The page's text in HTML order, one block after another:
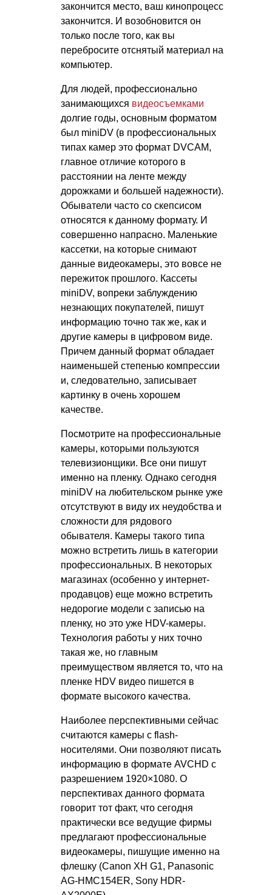
закончится место, ваш кинопроцесс
закончится. И возобновится он
только после того, как вы
перебросите отснятый материал на
компьютер.
Для людей, профессионально
занимающихся видеосъемками
долгие годы, основным форматом
был miniDV (в профессиональных
типах камер это формат DVCAM,
главное отличие которого в
расстоянии на ленте между
дорожками и большей надежности).
Обыватели часто со скепсисом
относятся к данному формату. И
совершенно напрасно. Маленькие
кассетки, на которые снимают
данные видеокамеры, это вовсе не
пережиток прошлого. Кассеты
miniDV, вопреки заблуждению
незнающих покупателей, пишут
информацию точно так же, как и
другие камеры в цифровом виде.
Причем данный формат обладает
наименьшей степенью компрессии
и, следовательно, записывает
картинку в очень хорошем
качестве.
Посмотрите на профессиональные
камеры, которыми пользуются
телевизионщики. Все они пишут
именно на пленку. Однако сегодня
miniDV на любительском рынке уже
отсутствуют в виду их неудобства и
сложности для рядового
обывателя. Камеры такого типа
можно встретить лишь в категории
профессиональных. В некоторых
магазинах (особенно у интернет-
продавцов) еще можно встретить
недорогие модели с записью на
пленку, но это уже HDV-камеры.
Технология работы у них точно
такая же, но главным
преимуществом является то, что на
пленке HDV видео пишется в
формате высокого качества.
Наиболее перспективными сейчас
считаются камеры с flash-
носителями. Они позволяют писать
информацию в формате AVCHD с
разрешением 1920×1080. О
перспективах данного формата
говорит тот факт, что сегодня
практически все ведущие фирмы
предлагают профессиональные
видеокамеры, пишущие именно на
флешку (Canon XH G1, Panasonic
AG-HMC154ER, Sony HDR-